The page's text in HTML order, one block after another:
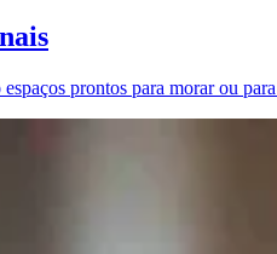
prontos para morar ou